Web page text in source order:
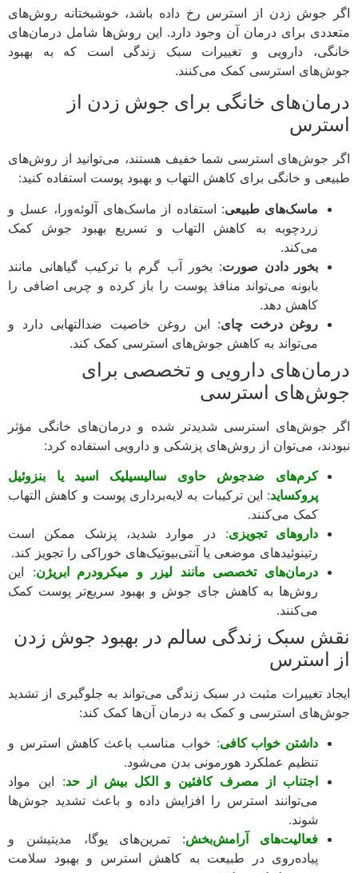
جوش زدن از استرس رخ داده باشد، خوشبختانه روش‌های
برای درمان آن وجود دارد. این روش‌ها شامل درمان‌های
دارویی و تغییرات سبک زندگی است که به بهبود
استرسی کمک می‌کنند.
خانگی برای جوش زدن از
جوش‌های استرسی شما خفیف هستند، می‌توانید از روش‌های
و خانگی برای کاهش التهاب و بهبود پوست استفاده کنید:
ماسک‌های طبیعی: استفاده از ماسک‌های آلوئه‌ورا، عسل و
زردچوبه به کاهش التهاب و تسریع بهبود جوش کمک
می‌کند.
بخور دادن صورت: بخور آب گرم با ترکیب گیاهانی مانند
بابونه می‌تواند منافذ پوست را باز کرده و چربی اضافی را
کاهش دهد.
روغن درخت چای : این روغن خاصیت ضدالتهابی دارد و
می‌تواند به کاهش جوش‌های استرسی کمک کند.
دارویی و تخصصی برای
استرسی
جوش‌های استرسی شدیدتر شده و درمان‌های خانگی مؤثر
می‌توان از روش‌های پزشکی و دارویی استفاده کرد:
کرم‌های ضدجوش حاوی سالیسیلیک اسید یا بنزوئیل
پروکساید:این ترکیبات به لایه‌برداری پوست و کاهش التهاب
کمک می‌کنند.
داروهای تجویزی:در موارد شدید، پزشک ممکن است
رتینوئیدهای موضعی یا آنتی‌بیوتیک‌های خوراکی را تجویز کند.
درمان‌های تخصصی مانند لیزر و میکرودرم ابریژن این
روش‌ها به کاهش جای جوش و بهبود سریع‌تر پوست کمک
می‌کنند.
سبک زندگی سالم در بهبود جوش زدن
استرس
تغییرات مثبت در سبک زندگی می‌تواند به جلوگیری از تشدید
استرسی و کمک به درمان آن‌ها کمک کند:
داشتن خواب کافی:خواب مناسب باعث کاهش استرس و
تنظیم عملکرد هورمونی بدن می‌شود.
اجتناب از مصرف کافئین و الکل بیش از حد
این مواد
می‌توانند استرس را افزایش داده و باعث تشدید جوش‌ها
شوند.
فعالیت‌های آرامش‌بخش: تمرین‌های یوگا، مدیتیشن و
پیاده‌روی در طبیعت به کاهش استرس و بهبود سلامت